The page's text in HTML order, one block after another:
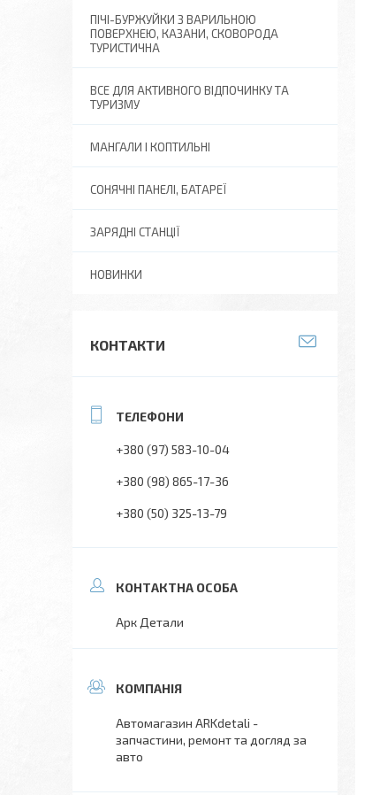
ПІЧІ-БУРЖУЙКИ З ВАРИЛЬНОЮ
ПОВЕРХНЕЮ, КАЗАНИ, СКОВОРОДА
ТУРИСТИЧНА
ВСЕ ДЛЯ АКТИВНОГО ВІДПОЧИНКУ ТА
ТУРИЗМУ
МАНГАЛИ І КОПТИЛЬНІ
СОНЯЧНІ ПАНЕЛІ, БАТАРЕЇ
ЗАРЯДНІ СТАНЦІЇ
НОВИНКИ
КОНТАКТИ
+380 (97) 583-10-04
+380 (98) 865-17-36
+380 (50) 325-13-79
Арк Детали
Автомагазин ARKdetali -
запчастини, ремонт та догляд за
авто